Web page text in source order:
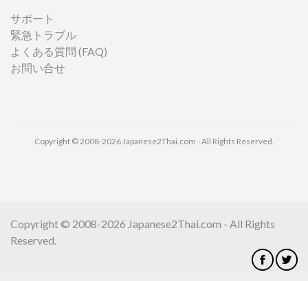
サポート
緊急トラブル
よくある質問 (FAQ)
お問い合せ
Copyright © 2008-2026 Japanese2Thai.com - All Rights Reserved.
Copyright © 2008-2026 Japanese2Thai.com - All Rights
Reserved.